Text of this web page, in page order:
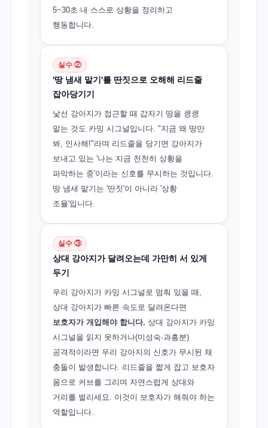
5~30초 내 스스로 상황을 정리하고
행동합니다.
실수 ②
'땅 냄새 맡기'를 딴짓으로 오해해 리드줄
잡아당기기
낯선 강아지가 접근할 때 갑자기 땅을 킁킁
맡는 것도 카밍 시그널입니다. "지금 왜 땅만
봐, 인사해!"라며 리드줄을 당기면 강아지가
보내고 있는 '나는 지금 천천히 상황을
파악하는 중'이라는 신호를 무시하는 것입니다.
땅 냄새 맡기는 '딴짓'이 아니라 '상황
조율'입니다.
실수 ③
상대 강아지가 달려오는데 가만히 서 있게
두기
우리 강아지가 카밍 시그널로 멈춰 있을 때,
상대 강아지가 빠른 속도로 달려온다면
보호자가 개입해야 합니다. 상대 강아지가 카밍
시그널을 읽지 못하거나(미성숙·과흥분)
공격적이라면 우리 강아지의 신호가 무시된 채
충돌이 발생합니다. 리드줄을 짧게 잡고 보호자
몸으로 커브를 그리며 자연스럽게 상대와
거리를 벌리세요. 이것이 보호자가 해줘야 하는
역할입니다.